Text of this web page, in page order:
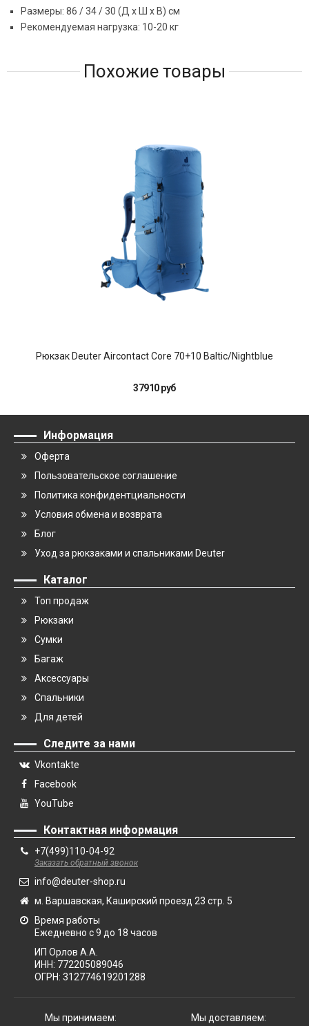
Размеры: 86 / 34 / 30 (Д x Ш x В) см
Рекомендуемая нагрузка: 10-20 кг
Похожие товары
Рюкзак Deuter Aircontact Core 70+10 Baltic/Nightblue
37910 руб
Информация
Оферта
Пользовательское соглашение
Политика конфидентциальности
Условия обмена и возврата
Блог
Уход за рюкзаками и спальниками Deuter
Каталог
Топ продаж
Рюкзаки
Сумки
Багаж
Аксессуары
Спальники
Для детей
Следите за нами
Vkontakte
Facebook
YouTube
Контактная информация
+7(499)110-04-92
Заказать обратный звонок
info@deuter-shop.ru
м. Варшавская, Каширский проезд 23 стр. 5
Время работы
Ежедневно с 9 до 18 часов
ИП Орлов А.А.
ИНН: 772205089046
ОГРН: 312774619201288
Мы принимаем: Мы доставляем: